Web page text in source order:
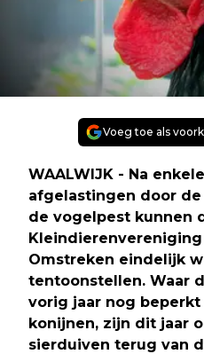
Voeg toe als
WAALWIJK - Na
afgelastingen door
de vogelpest kunnen
Omstreken eindelijk
tentoonstellen. Waar
vorig jaar nog
konijnen, zijn dit jaar
sierduiven terug van